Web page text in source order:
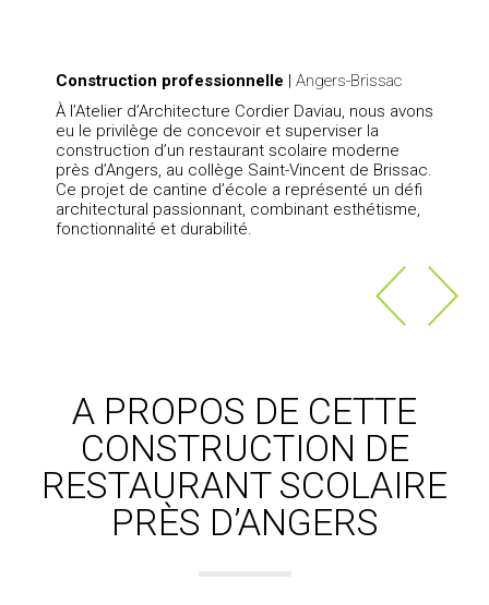
Construction professionnelle | Angers-Brissac
À l’Atelier d’Architecture Cordier Daviau, nous avons
eu le privilège de concevoir et superviser la
construction d’un restaurant scolaire moderne
près d’Angers, au collège Saint-Vincent de Brissac.
Ce projet de cantine d’école a représenté un défi
architectural passionnant, combinant esthétisme,
fonctionnalité et durabilité.
A PROPOS DE CETTE
CONSTRUCTION DE
RESTAURANT SCOLAIRE
PRÈS D’ANGERS